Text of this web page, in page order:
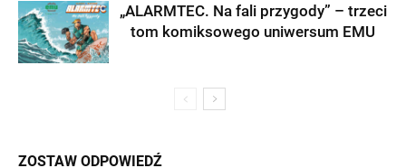
„ALARMTEC. Na fali przygody” – trzeci
tom komiksowego uniwersum EMU
ZOSTAW ODPOWIEDŹ